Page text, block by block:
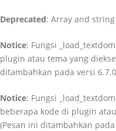
Deprecated: Array and
Notice: Fungsi
plugin atau tema yang
ditambahkan pada versi
Notice: Fungsi
beberapa kode di plugin
(Pesan ini ditambahkan